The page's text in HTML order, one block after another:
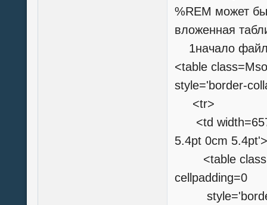
%REM может
вложенная
1начало
<table
style='border-
<tr>
<td width=657
5.4pt 0cm 5.4pt'>
<table
cellpadding=0
style='border-